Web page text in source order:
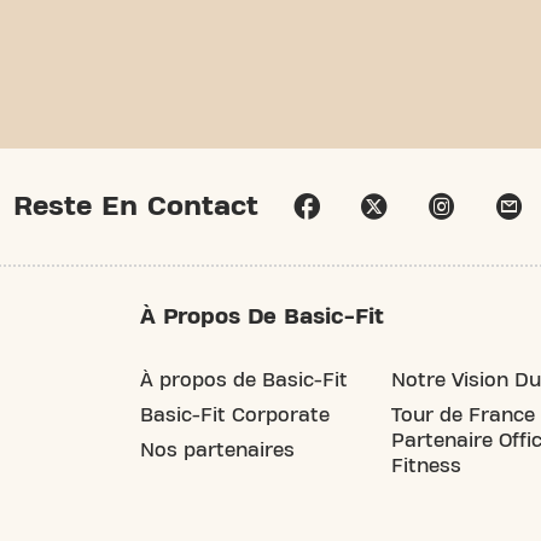
Reste En Contact
À Propos De Basic-Fit
À propos de Basic-Fit
Basic-Fit Corporate
Nos partenaires
Notre Vision
Tour de France
Partenaire
Fitness